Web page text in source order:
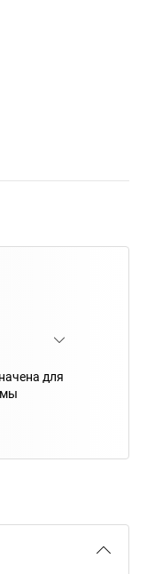
для